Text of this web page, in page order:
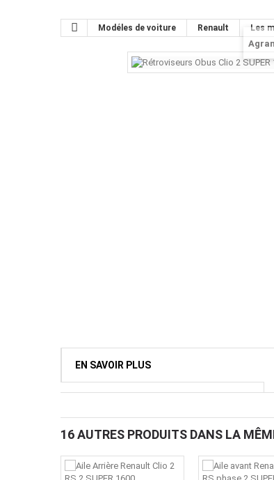
Modéles de voiture Renault Les
EN SAVOIR PLUS
16 AUTRES PRODUITS DANS LA